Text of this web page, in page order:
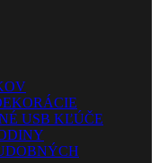
USB KĽÚČE